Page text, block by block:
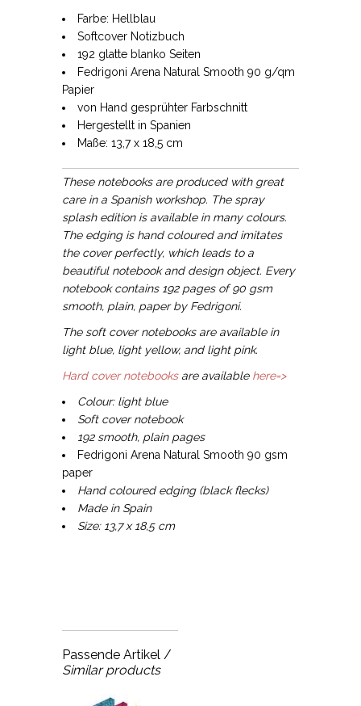
Farbe: Hellblau
Softcover Notizbuch
192 glatte blanko Seiten
Fedrigoni Arena Natural Smooth 90 g/qm
Papier
von Hand gesprühter Farbschnitt
Hergestellt in Spanien
Maße: 13,7 x 18,5 cm
These notebooks are produced with great
care in a Spanish workshop. The spray
splash edition is available in many colours.
The edging is hand coloured and imitates
the cover perfectly, which leads to a
beautiful notebook and design object. Every
notebook contains 192 pages of 90 gsm
smooth, plain, paper by Fedrigoni.
The soft cover notebooks are available in
light blue, light yellow, and light pink.
Hard cover notebooksare available here=>
Colour: light blue
Soft cover notebook
192smooth, plain pages
Fedrigoni Arena Natural Smooth 90 gsm
paper
Hand coloured edging (black flecks)
Made in Spain
Size: 13,7 x 18,5 cm
Passende Artikel /
Similar products